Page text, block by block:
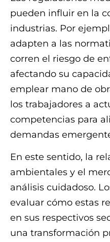
pueden influir en la
industrias. Por
adapten a las
corren el riesgo de
afectando su
emplear mano de
los trabajadores a
competencias para
demandas
En este sentido, la
ambientales y el
análisis cuidadoso.
evaluar cómo estas
en sus respectivos
una transformación